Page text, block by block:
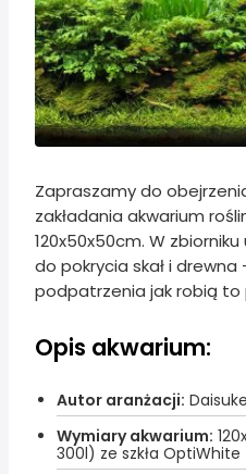
Zapraszamy do
zakładania akwarium
120x50x50cm. W
do pokrycia skał i
podpatrzenia jak robią to
Opis akwarium:
Autor aranżacji:
Wymiary akwarium:
300l) ze szkła OptiWhite